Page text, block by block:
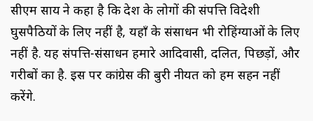
सीएम साय ने कहा है कि देश के लोगों की संपत्ति विदेशी
घुसपैठियों के लिए नहीं है, यहाँ के संसाधन भी रोहिंग्याओं के लिए
नहीं है. यह संपत्ति-संसाधन हमारे आदिवासी, दलित, पिछड़ों, और
गरीबों का है. इस पर कांग्रेस की बुरी नीयत को हम सहन नहीं
करेंगे.